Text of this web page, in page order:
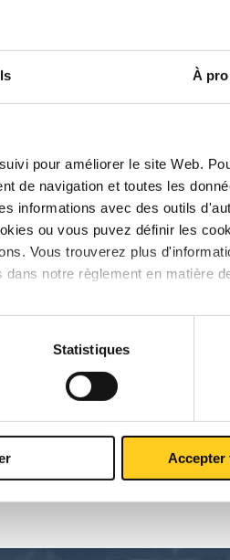
À
pour améliorer le site Web.
de navigation et toutes les
informations avec des outils
ou vous puvez définir les
Vous trouverez plus
notre règlement en matière
Statistiques
Accepter
carré pressé Pb
kg